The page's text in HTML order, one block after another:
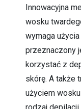
Innowacyjna
wosku
wymaga
przeznaczony
korzystać z
skórę. A także
użyciem